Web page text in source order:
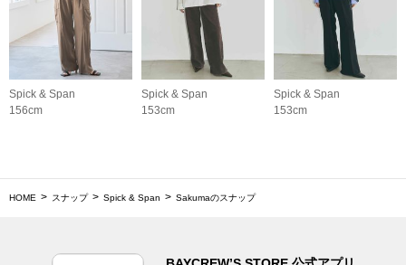
Spick & Span
156cm
Spick & Span
153cm
Spick & Span
153cm
HOME スナップ Spick & Span Sakumaのスナップ